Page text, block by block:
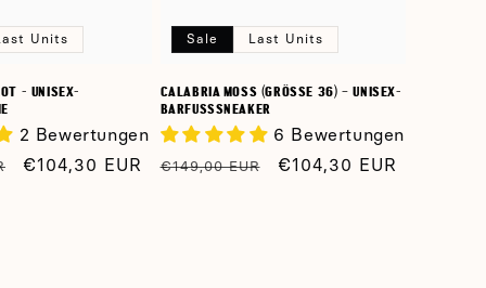
Units
- UNISEX-
2 Bewertungen
Verkaufspreis
€104,30 EUR
Sale Last Units
CALABRIA MOSS (GRÖSSE 36) – UNISEX-B
ARFUSSSNEAKER
6 Bewertungen
Normaler
€149,00 EUR Verkaufspreis
€104,30 EUR